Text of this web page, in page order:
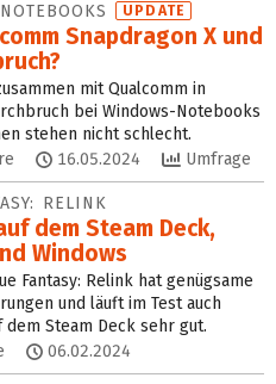
UPDATE
Snapdragon X und
mit Qualcomm in
bei Windows-Notebooks
stehen nicht schlecht.
16.05.2024 Umfrage
RELINK
dem Steam Deck,
Windows
Fantasy: Relink hat genügsame
und läuft im Test auch
dem Steam Deck sehr gut.
06.02.2024